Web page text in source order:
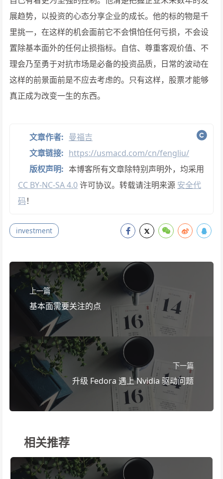
展趋势，以投资的心态分享企业的成长。他的标的物是千
里挑一，在这样的机会面前它不会惧怕任何亏损，不会设
置除基本面外的任何止损指标。自信、尊重客观价值、不
理会乃至勇于对抗市场是必备的投资品质，日常的波动在
这样的前景面前是不应去考虑的。只有这样，股票才能够
真正成为改变一生的东西。
文章作者: 曼福吉
文章链接: https://usmacd.com/cn/fengliu/
版权声明: 本博客所有文章除特别声明外，均采用
CC BY-NC-SA 4.0许可协议。转载请注明来源 安全代
码！
investment
上一篇
基本面需要关注的点
下一篇
升级 Fedora 遇上 Nvidia 驱动问题
相关推荐